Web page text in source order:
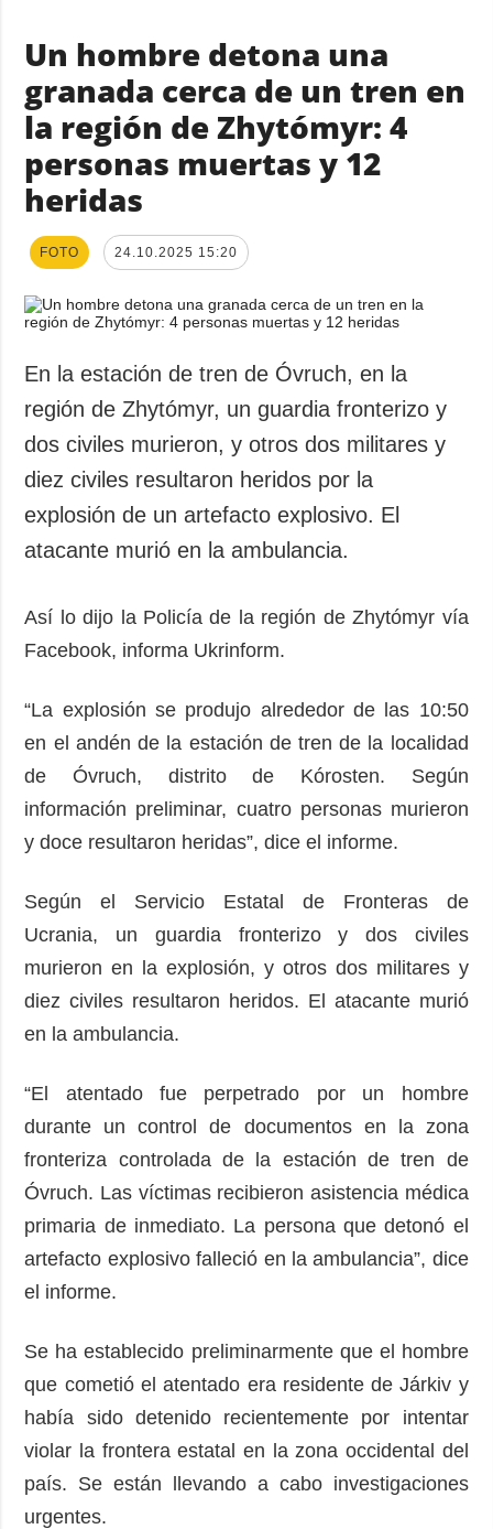
Un hombre detona una
granada cerca de un tren en
la región de Zhytómyr: 4
personas muertas y 12
heridas
FOTO 24.10.2025 15:20
En la estación de tren de Óvruch, en la
región de Zhytómyr, un guardia fronterizo y
dos civiles murieron, y otros dos militares y
diez civiles resultaron heridos por la
explosión de un artefacto explosivo. El
atacante murió en la ambulancia.
Así lo dijo la Policía de la región de Zhytómyr vía
Facebook, informa Ukrinform.
“La explosión se produjo alrededor de las 10:50
en el andén de la estación de tren de la localidad
de Óvruch, distrito de Kórosten. Según
información preliminar, cuatro personas murieron
y doce resultaron heridas”, dice el informe.
Según el Servicio Estatal de Fronteras de
Ucrania, un guardia fronterizo y dos civiles
murieron en la explosión, y otros dos militares y
diez civiles resultaron heridos. El atacante murió
en la ambulancia.
“El atentado fue perpetrado por un hombre
durante un control de documentos en la zona
fronteriza controlada de la estación de tren de
Óvruch. Las víctimas recibieron asistencia médica
primaria de inmediato. La persona que detonó el
artefacto explosivo falleció en la ambulancia”, dice
el informe.
Se ha establecido preliminarmente que el hombre
que cometió el atentado era residente de Járkiv y
había sido detenido recientemente por intentar
violar la frontera estatal en la zona occidental del
país. Se están llevando a cabo investigaciones
urgentes.